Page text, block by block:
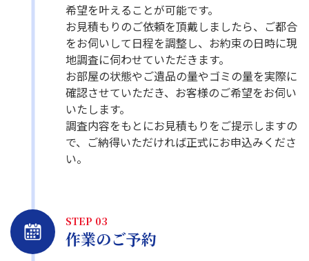
希望を叶えることが可能です。
お見積もりのご依頼を頂戴しましたら、ご都合
をお伺いして日程を調整し、お約束の日時に現
地調査に伺わせていただきます。
お部屋の状態やご遺品の量やゴミの量を実際に
確認させていただき、お客様のご希望をお伺い
いたします。
調査内容をもとにお見積もりをご提示しますの
で、ご納得いただければ正式にお申込みくださ
い。
STEP 03
作業のご予約